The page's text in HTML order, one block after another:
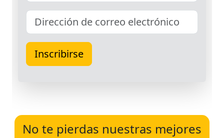
No te pierdas nuestras mejores